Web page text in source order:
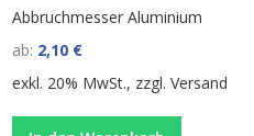
Abbruchmesser Aluminium
ab 2,10 €
exkl. 20% MwSt., zzgl.Versand